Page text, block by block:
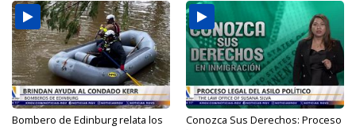
Bombero de Edinburg relata los
Conozca Sus Derechos: Proceso